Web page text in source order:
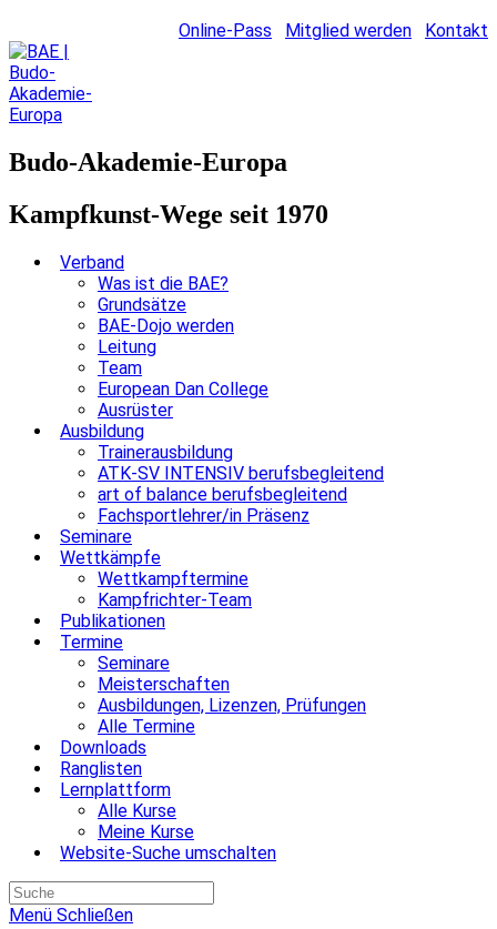
Online-Pass Mitglied werden Kontakt
Budo-Akademie-Europa
Kampfkunst-Wege seit 1970
Verband
Was ist die BAE?
Grundsätze
BAE-Dojo werden
Leitung
Team
European Dan College
Ausrüster
Ausbildung
Trainerausbildung
ATK-SV INTENSIV berufsbegleitend
art of balance berufsbegleitend
Fachsportlehrer/in Präsenz
Seminare
Wettkämpfe
Wettkampftermine
Kampfrichter-Team
Publikationen
Termine
Seminare
Meisterschaften
Ausbildungen, Lizenzen, Prüfungen
Alle Termine
Downloads
Ranglisten
Lernplattform
Alle Kurse
Meine Kurse
Website-Suche umschalten
Menü Schließen